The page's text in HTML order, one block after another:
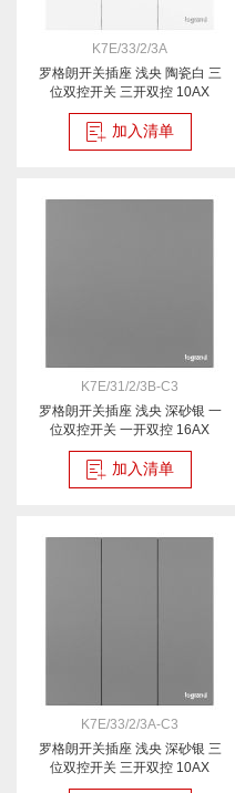
K7E/33/2/3A
罗格朗开关插座 浅央 陶瓷白 三
位双控开关 三开双控 10AX
加入清单
K7E/31/2/3B-C3
罗格朗开关插座 浅央 深砂银 一
位双控开关 一开双控 16AX
加入清单
K7E/33/2/3A-C3
罗格朗开关插座 浅央 深砂银 三
位双控开关 三开双控 10AX